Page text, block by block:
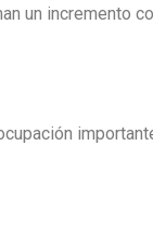
un incremento